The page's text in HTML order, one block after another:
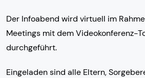
Der Infoabend wird virtuell im
Meetings mit dem Videokonferenz-
durchgeführt.
Eingeladen sind alle Eltern,